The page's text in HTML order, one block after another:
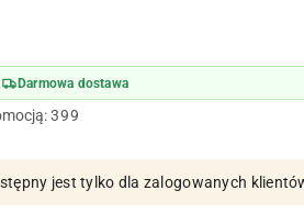
Darmowa dostawa
399
jest tylko dla zalogowanych